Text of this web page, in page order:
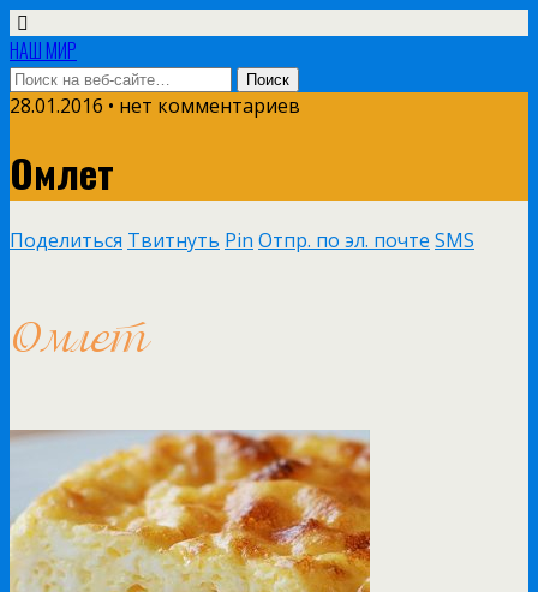
НАШ МИР
28.01.2016 • нет комментариев
Омлет
Поделиться Твитнуть Pin Отпр. по эл. почте SMS